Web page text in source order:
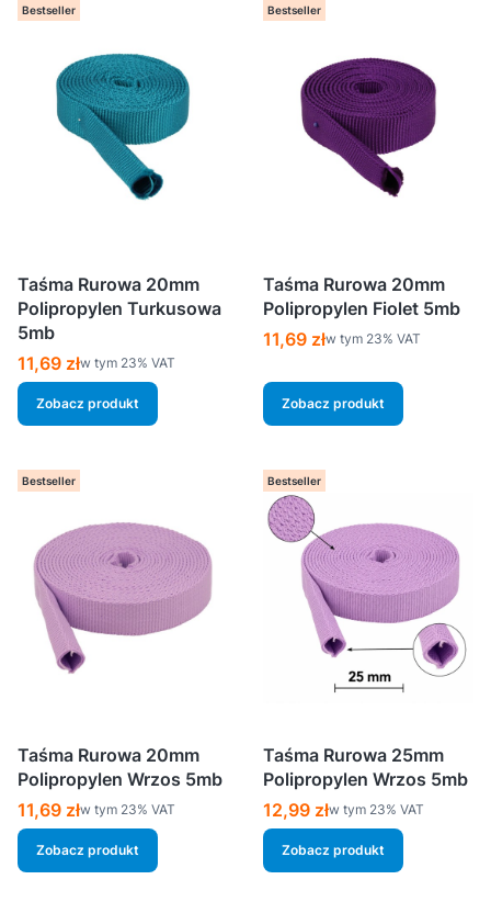
Bestseller
Taśma Rurowa 20mm
Polipropylen Turkusowa
5mb
Cena brutto
11,69 złw tym %s VAT
w tym 23% VAT
Zobacz produkt
Bestseller
Taśma Rurowa 20mm
Polipropylen Fiolet 5mb
Cena brutto
11,69 złw tym %s VAT
w tym 23% VAT
Zobacz produkt
Bestseller
Taśma Rurowa 20mm
Polipropylen Wrzos 5mb
Cena brutto
11,69 złw tym %s VAT
w tym 23% VAT
Zobacz produkt
Bestseller
Taśma Rurowa 25mm
Polipropylen Wrzos 5mb
Cena brutto
12,99 złw tym %s VAT
w tym 23% VAT
Zobacz produkt